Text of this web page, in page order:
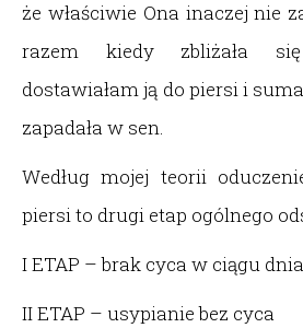
że właściwie Ona inaczej nie
razem kiedy zbliżała
dostawiałam ją do piersi i
zapadała w sen.
Według mojej teorii
piersi to drugi etap ogólnego
I ETAP – brak cyca w ciągu
II ETAP – usypianie bez cyca